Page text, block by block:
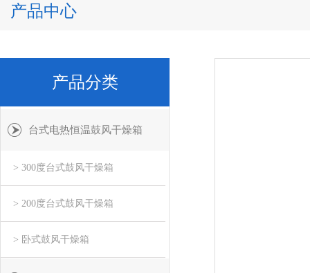
产品中心
产品分类
台式电热恒温鼓风干燥箱
> 300度台式鼓风干燥箱
> 200度台式鼓风干燥箱
> 卧式鼓风干燥箱